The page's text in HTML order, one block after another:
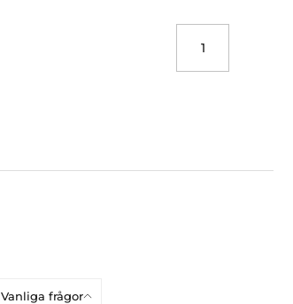
Vanliga frågor